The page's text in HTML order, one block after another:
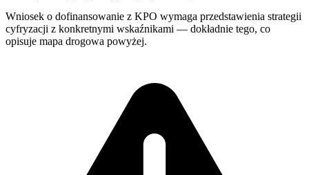
Wniosek o dofinansowanie z KPO wymaga przedstawienia strategii
cyfryzacji z konkretnymi wskaźnikami — dokładnie tego, co
opisuje mapa drogowa powyżej.